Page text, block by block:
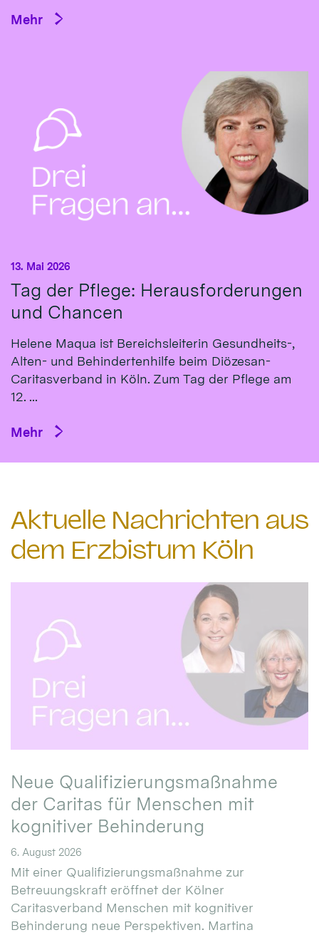
Mehr
Tag der Pflege: Herausforderungen
und Chancen
13. Mai 2026
Helene Maqua ist Bereichsleiterin Gesundheits-,
Alten- und Behindertenhilfe beim Diözesan-
Caritasverband in Köln. Zum Tag der Pflege am
12. ...
Mehr
Aktuelle Nachrichten aus
dem Erzbistum Köln
Neue Qualifizierungsmaßnahme
der Caritas für Menschen mit
kognitiver Behinderung
6. August 2026
Mit einer Qualifizierungsmaßnahme zur
Betreuungskraft eröffnet der Kölner
Caritasverband Menschen mit kognitiver
Behinderung neue Perspektiven. Martina